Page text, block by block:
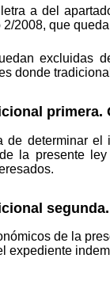
a del
2008, que
excluidas
donde
primera.
de determinar el
la presente
de la
expediente